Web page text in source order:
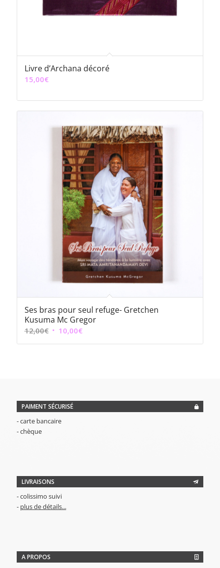
Livre d’Archana décoré
15,00€
Ses bras pour seul refuge- Gretchen
Kusuma Mc Gregor
12,00€ Le
prix
10,00€Le
prix
PAIMENT SÉCURISÉ
- carte bancaire
- chèque
LIVRAISONS
- colissimo suivi
- plus de détails...
A PROPOS